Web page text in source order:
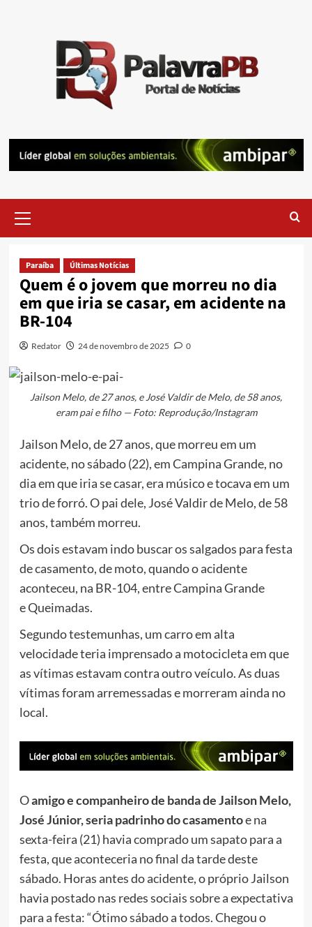
Menu
Paraíba Últimas Notícias
Quem é o jovem que morreu no dia
em que iria se casar, em acidente na
BR-104
Redator 24 de novembro de 2025 0
Jailson Melo, de 27 anos, e José Valdir de Melo, de 58 anos,
eram pai e filho — Foto: Reprodução/Instagram
Jailson Melo, de 27 anos, que morreu em um
acidente, no sábado (22), em Campina Grande, no
dia em que iria se casar, era músico e tocava em um
trio de forró. O pai dele, José Valdir de Melo, de 58
anos, também morreu.
Os dois estavam indo buscar os salgados para festa
de casamento, de moto, quando o acidente
aconteceu, na BR-104, entre Campina Grande
e Queimadas.
Segundo testemunhas, um carro em alta
velocidade teria imprensado a motocicleta em que
as vítimas estavam contra outro veículo. As duas
vítimas foram arremessadas e morreram ainda no
local.
Oamigo e companheiro de banda de Jailson Melo,
José Júnior, seria padrinho do casamentoe na
sexta-feira (21) havia comprado um sapato para a
festa, que aconteceria no final da tarde deste
sábado. Horas antes do acidente, o próprio Jailson
havia postado nas redes sociais sobre a expectativa
para a festa: “Ótimo sábado a todos. Chegou o